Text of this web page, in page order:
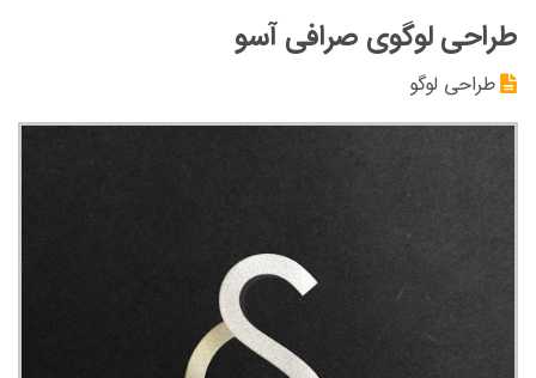
طراحی لوگوی صرافی آسو
طراحی لوگو